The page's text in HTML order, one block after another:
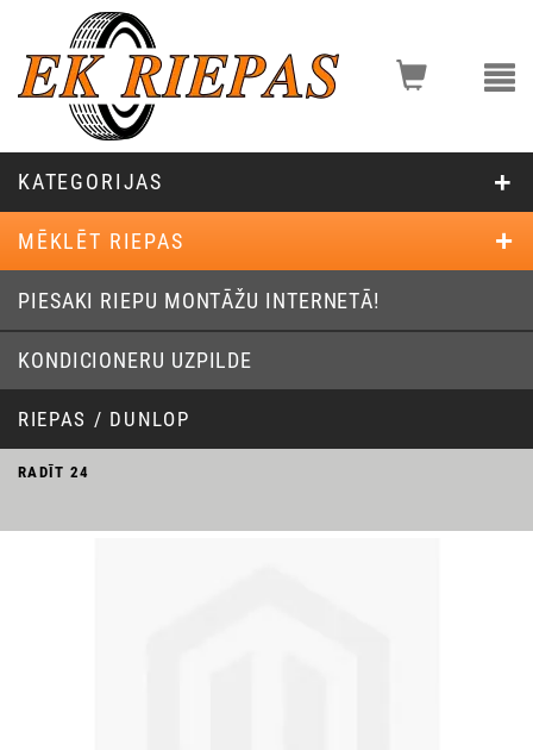
KATEGORIJAS
MĒKLĒT RIEPAS
PIESAKI RIEPU MONTĀŽU INTERNETĀ!
KONDICIONERU UZPILDE
RIEPAS / DUNLOP
RADĪT 24